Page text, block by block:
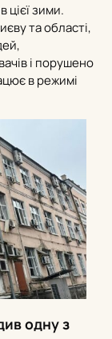
зими.
та області,
і порушено
в режимі
одну з